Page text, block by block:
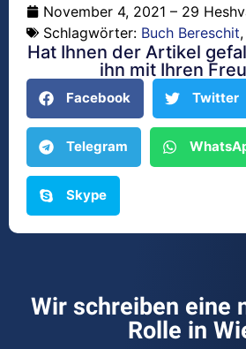
November 4, 2021 – 29
Schlagwörter: Buch Bereschit,
Hat Ihnen der Artikel
ihn mit Ihren
Facebook Twitter
Telegram
Skype
Wir schreiben eine
Rolle in